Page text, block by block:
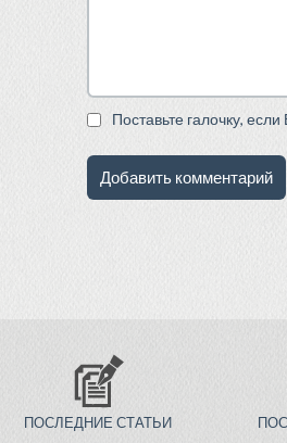
Поставьте галочку,
ПОСЛЕДНИЕ СТАТЬИ